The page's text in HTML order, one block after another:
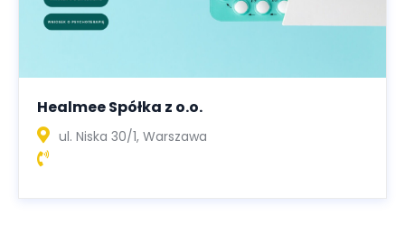
Healmee Spółka z o.o.
ul. Niska 30/1, Warszawa